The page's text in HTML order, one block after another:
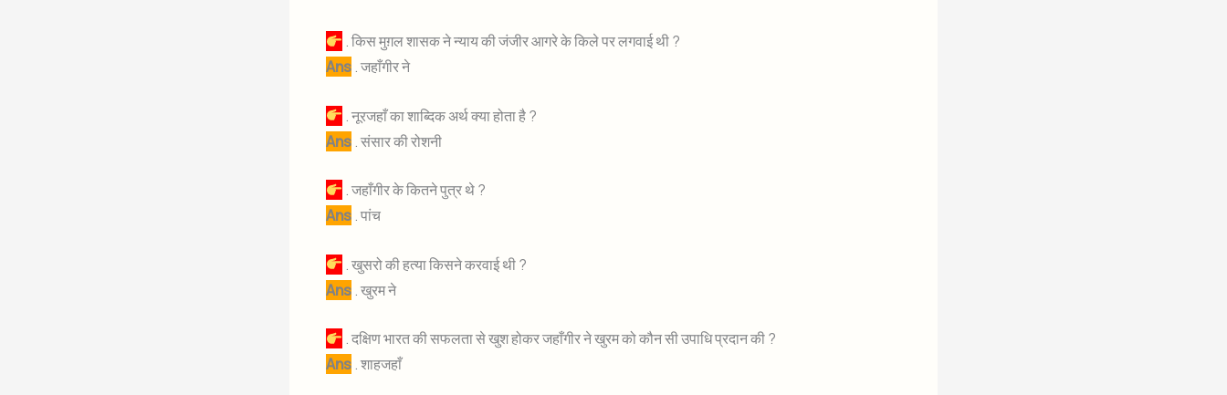
. किस मुग़ल शासक ने न्याय की जंजीर आगरे के किले पर लगवाई थी ?
Ans. जहाँगीर ने
. नूरजहाँ का शाब्दिक अर्थ क्या होता है ?
Ans. संसार की रोशनी
. जहाँगीर के कितने पुत्र थे ?
Ans. पांच
. खुसरो की हत्या किसने करवाई थी ?
Ans. खुरम ने
. दक्षिण भारत की सफलता से खुश होकर जहाँगीर ने खुरम को कौन सी उपाधि प्रदान की ?
Ans. शाहजहाँ